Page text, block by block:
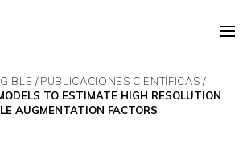
PUBLICACIONES CIENTÍFICAS
TO ESTIMATE HIGH RESOLUTION
AUGMENTATION FACTORS